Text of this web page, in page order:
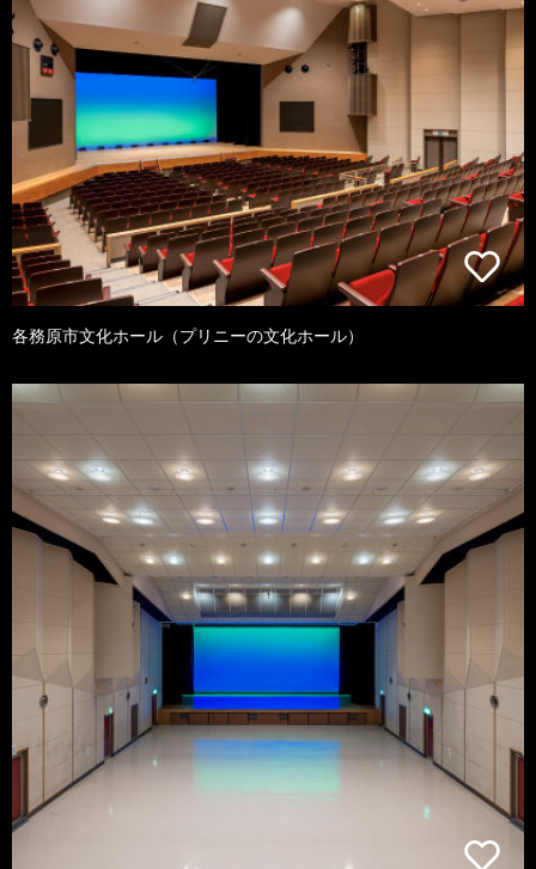
各務原市文化ホール（プリニーの文化ホール）